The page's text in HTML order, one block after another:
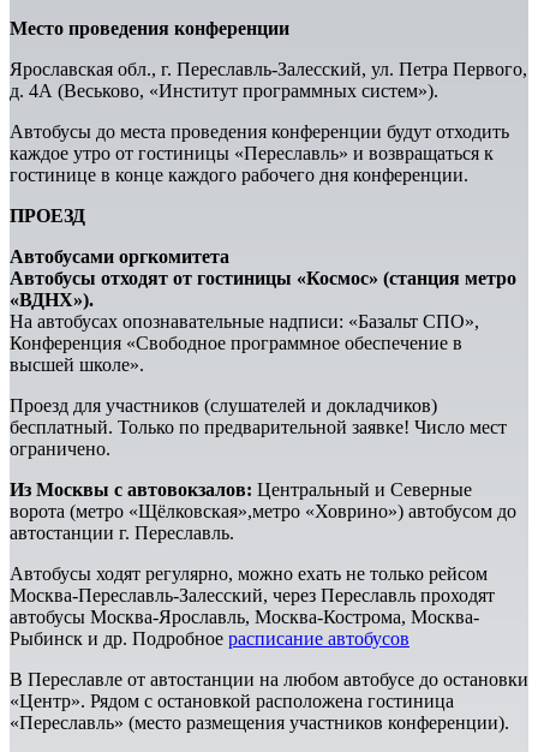
Место проведения конференции
Ярославская обл., г. Переславль-Залесский, ул. Петра Первого,
д. 4А (Веськово, «Институт программных систем»).
Автобусы до места проведения конференции будут отходить
каждое утро от гостиницы «Переславль» и возвращаться к
гостинице в конце каждого рабочего дня конференции.
ПРОЕЗД
Автобусами оргкомитета
Автобусы отходят от гостиницы «Космос» (станция метро
«ВДНХ»).
На автобусах опознавательные надписи: «Базальт СПО»,
Конференция «Свободное программное обеспечение в
высшей школе».
Проезд для участников (слушателей и докладчиков)
бесплатный. Только по предварительной заявке! Число мест
ограничено.
Из Москвы с автовокзалов: Центральный и Северные
ворота (метро «Щёлковская»,метро «Ховрино») автобусом до
автостанции г. Переславль.
Автобусы ходят регулярно, можно ехать не только рейсом
Москва-Переславль-Залесский, через Переславль проходят
автобусы Москва-Ярославль, Москва-Кострома, Москва-
Рыбинск и др. Подробное расписание автобусов
В Переславле от автостанции на любом автобусе до остановки
«Центр». Рядом с остановкой расположена гостиница
«Переславль» (место размещения участников конференции).